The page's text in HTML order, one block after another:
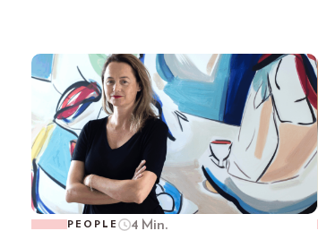
PEOPLE 4 Min.